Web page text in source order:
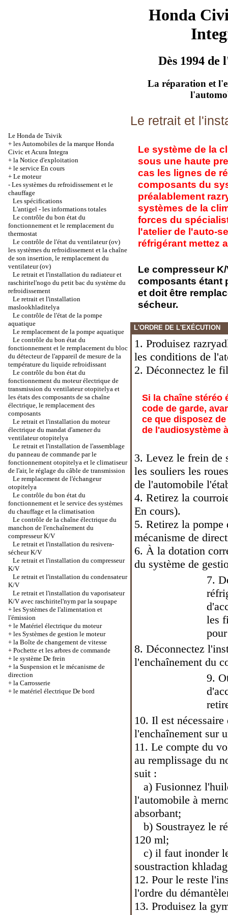
Honda
Dès 1994 de
La réparation et
Le Honda de Tsivik
+ les Automobiles de la marque Honda
Civic et Acura Integra
+ la Notice d'exploitation
+ le service En cours
+ Le moteur
- Les systèmes du refroidissement et le
chauffage
Les spécifications
L'antigel - les informations totales
Le contrôle du bon état du
fonctionnement et le remplacement du
thermostat
Le contrôle de l'état du ventilateur (ov)
les systèmes du refroidissement et la chaîne
de son insertion, le remplacement du
ventilateur (ov)
Le retrait et l'installation du radiateur et
raschiritel'nogo du petit bac du système du
refroidissement
Le retrait et l'installation
maslookhladitelya
Le contrôle de l'état de la pompe
aquatique
Le remplacement de la pompe aquatique
Le contrôle du bon état du
fonctionnement et le remplacement du bloc
du détecteur de l'appareil de mesure de la
température du liquide refroidissant
Le contrôle du bon état du
fonctionnement du moteur électrique de
transmission du ventilateur otopitelya et
les états des composants de sa chaîne
électrique, le remplacement des
composants
Le retrait et l'installation du moteur
électrique du mandat d'amener du
ventilateur otopitelya
Le retrait et l'installation de l'assemblage
du panneau de commande par le
fonctionnement otopitelya et le climatiseur
de l'air, le réglage du câble de transmission
Le remplacement de l'échangeur
otopitelya
Le contrôle du bon état du
fonctionnement et le service des systèmes
du chauffage et la climatisation
Le contrôle de la chaîne électrique du
manchon de l'enchaînement du
compresseur K/V
Le retrait et l'installation du resivera-
sécheur K/V
Le retrait et l'installation du compresseur
K/V
Le retrait et l'installation du condensateur
K/V
Le retrait et l'installation du vaporisateur
K/V avec raschiritel'nym par la soupape
+ les Systèmes de l'alimentation et
l'émission
+ le Matériel électrique du moteur
+ les Systèmes de gestion le moteur
+ la Boîte de changement de vitesse
+ Pochette et les arbres de commande
+ le système De frein
+ la Suspension et le mécanisme de
direction
+ la Carrosserie
+ le matériel électrique De bord
Le retrait et
Le système de la
sous une haute
cas les lignes de
composants du
préalablement
systèmes de la
forces du
l'atelier de l'auto-
réfrigérant mettez
Le compresseur
composants étant
et doit être
sécheur.
L'ORDRE DE L'EXÉCUTION
1. Produisez
les conditions de
2. Déconnectez le
Si la chaîne stéréo
code de garde,
ce que disposez
de l'audiosystème
3. Levez le frein de
les souliers les
de l'automobile
4. Retirez la
En cours).
5. Retirez la pompe
mécanisme de
6. À la dotation
du système de
7.
les
8. Déconnectez
l'enchaînement du
9.
10. Il est
l'enchaînement sur
11. Le compte du
au remplissage du
suit :
a) Fusionnez
l'automobile à
absorbant;
b) Soustrayez le
120 ml;
c) il faut inonder
soustraction
12. Pour le reste
l'ordre du
13. Produisez la